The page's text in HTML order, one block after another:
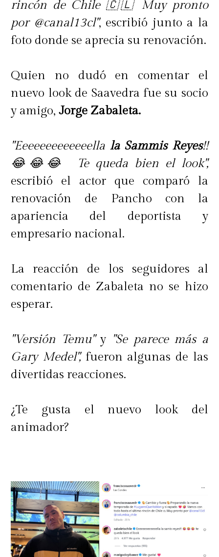
rincón de Chile 🇨🇱 Muy pronto
por @canal13cl", escribió junto a la
foto donde se aprecia su renovación.
Quien no dudó en comentar el
nuevo look de Saavedra fue su socio
y amigo,Jorge Zabaleta.
"Eeeeeeeeeeeeella la Sammis Reyes!!
😂😂😂 Te queda bien el look",
escribió el actor que comparó la
renovación de Pancho con la
apariencia del deportista y
empresario nacional.
La reacción de los seguidores al
comentario de Zabaleta no se hizo
esperar.
"Versión Temu"y "Se parece más a
Gary Medel",fueron algunas de las
divertidas reacciones.
¿Te gusta el nuevo look del
animador?